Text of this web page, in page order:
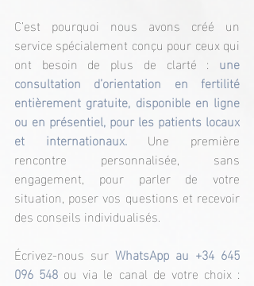
C’est pourquoi nous avons créé un
service spécialement conçu pour ceux qui
ont besoin de plus de clarté : une
consultation d’orientation en fertilité
entièrement gratuite, disponible en ligne
ou en présentiel, pour les patients locaux
et internationaux. Une première
rencontre personnalisée, sans
engagement, pour parler de votre
situation, poser vos questions et recevoir
des conseils individualisés.
Écrivez-nous sur WhatsApp au +34 645
096 548 ou via le canal de votre choix :